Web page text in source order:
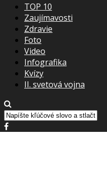
TOP 10
Zaujímavosti
Zdravie
Foto
Video
Infografika
Kvízy
II. svetová vojna